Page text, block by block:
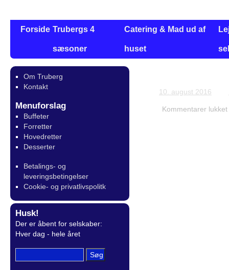
Forside Trubergs 4
sæsoner
Catering & Mad ud af
huset
10. august 2016
Kommentarer lukket
Om Truberg
Kontakt
Menuforslag
Buffeter
Forretter
Hovedretter
Desserter
Betalings- og
leveringsbetingelser
Cookie- og privatlivspolitk
Husk!
Der er åbent for selskaber:
Hver dag - hele året